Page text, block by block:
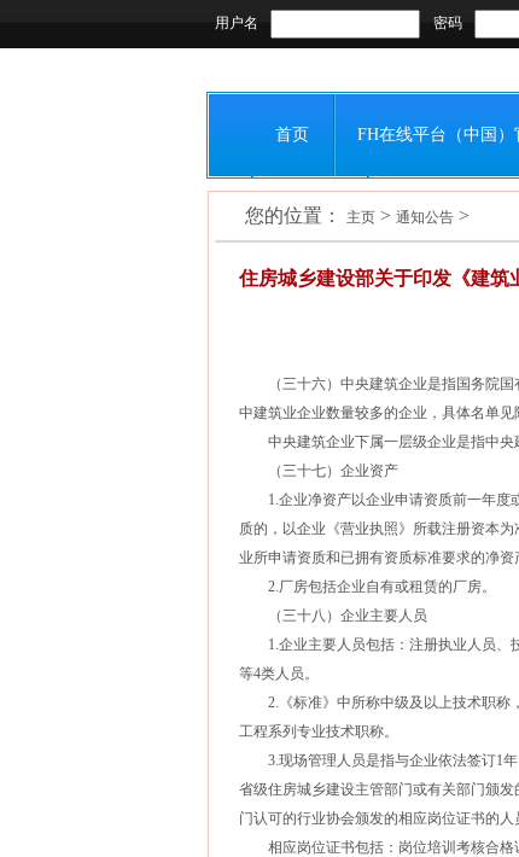
用户名 密码
首页 FH在线平台（中国）
会员之窗 联系我们
您的位置： 主页 > 通知公告 >
住房城乡建设部关于印发《建筑
（三十六）中央建筑企业是指国务院国
中建筑业企业数量较多的企业，具体名单见
中央建筑企业下属一层级企业是指中央
（三十七）企业资产
1.企业净资产以企业申请资质前一年度
质的，以企业《营业执照》所载注册资本
业所申请资质和已拥有资质标准要求的净资
2.厂房包括企业自有或租赁的厂房。
（三十八）企业主要人员
1.企业主要人员包括：注册执业人员、
等4类人员。
2.《标准》中所称中级及以上技术职称
工程系列专业技术职称。
3.现场管理人员是指与企业依法签订1年
省级住房城乡建设主管部门或有关部门颁
门认可的行业协会颁发的相应岗位证书的人
相应岗位证书包括：岗位培训考核合格